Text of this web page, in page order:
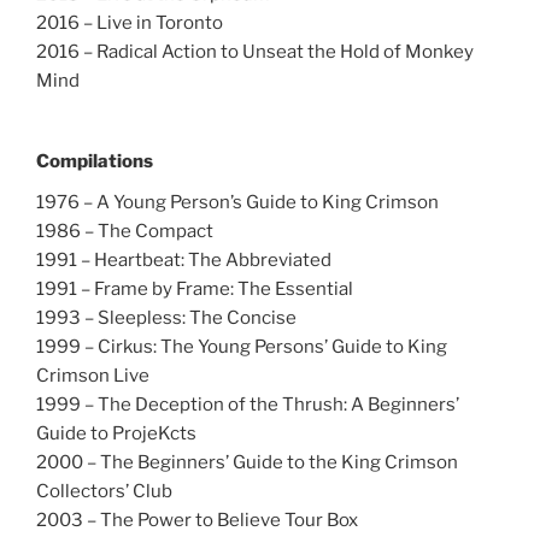
2016 – Live in Toronto
2016 – Radical Action to Unseat the Hold of Monkey
Mind
Compilations
1976 – A Young Person’s Guide to King Crimson
1986 – The Compact
1991 – Heartbeat: The Abbreviated
1991 – Frame by Frame: The Essential
1993 – Sleepless: The Concise
1999 – Cirkus: The Young Persons’ Guide to King
Crimson Live
1999 – The Deception of the Thrush: A Beginners’
Guide to ProjeKcts
2000 – The Beginners’ Guide to the King Crimson
Collectors’ Club
2003 – The Power to Believe Tour Box